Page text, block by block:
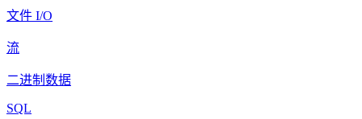
文件 I/O
流
二进制数据
SQL